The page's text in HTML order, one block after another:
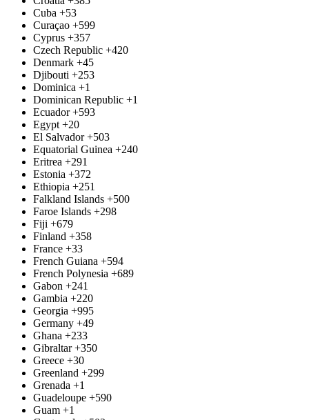
Cuba +53
Curaçao +599
Cyprus +357
Czech Republic +420
Denmark +45
Djibouti +253
Dominica +1
Dominican Republic +1
Ecuador +593
Egypt +20
El Salvador +503
Equatorial Guinea +240
Eritrea +291
Estonia +372
Ethiopia +251
Falkland Islands +500
Faroe Islands +298
Fiji +679
Finland +358
France +33
French Guiana +594
French Polynesia +689
Gabon +241
Gambia +220
Georgia +995
Germany +49
Ghana +233
Gibraltar +350
Greece +30
Greenland +299
Grenada +1
Guadeloupe +590
Guam +1